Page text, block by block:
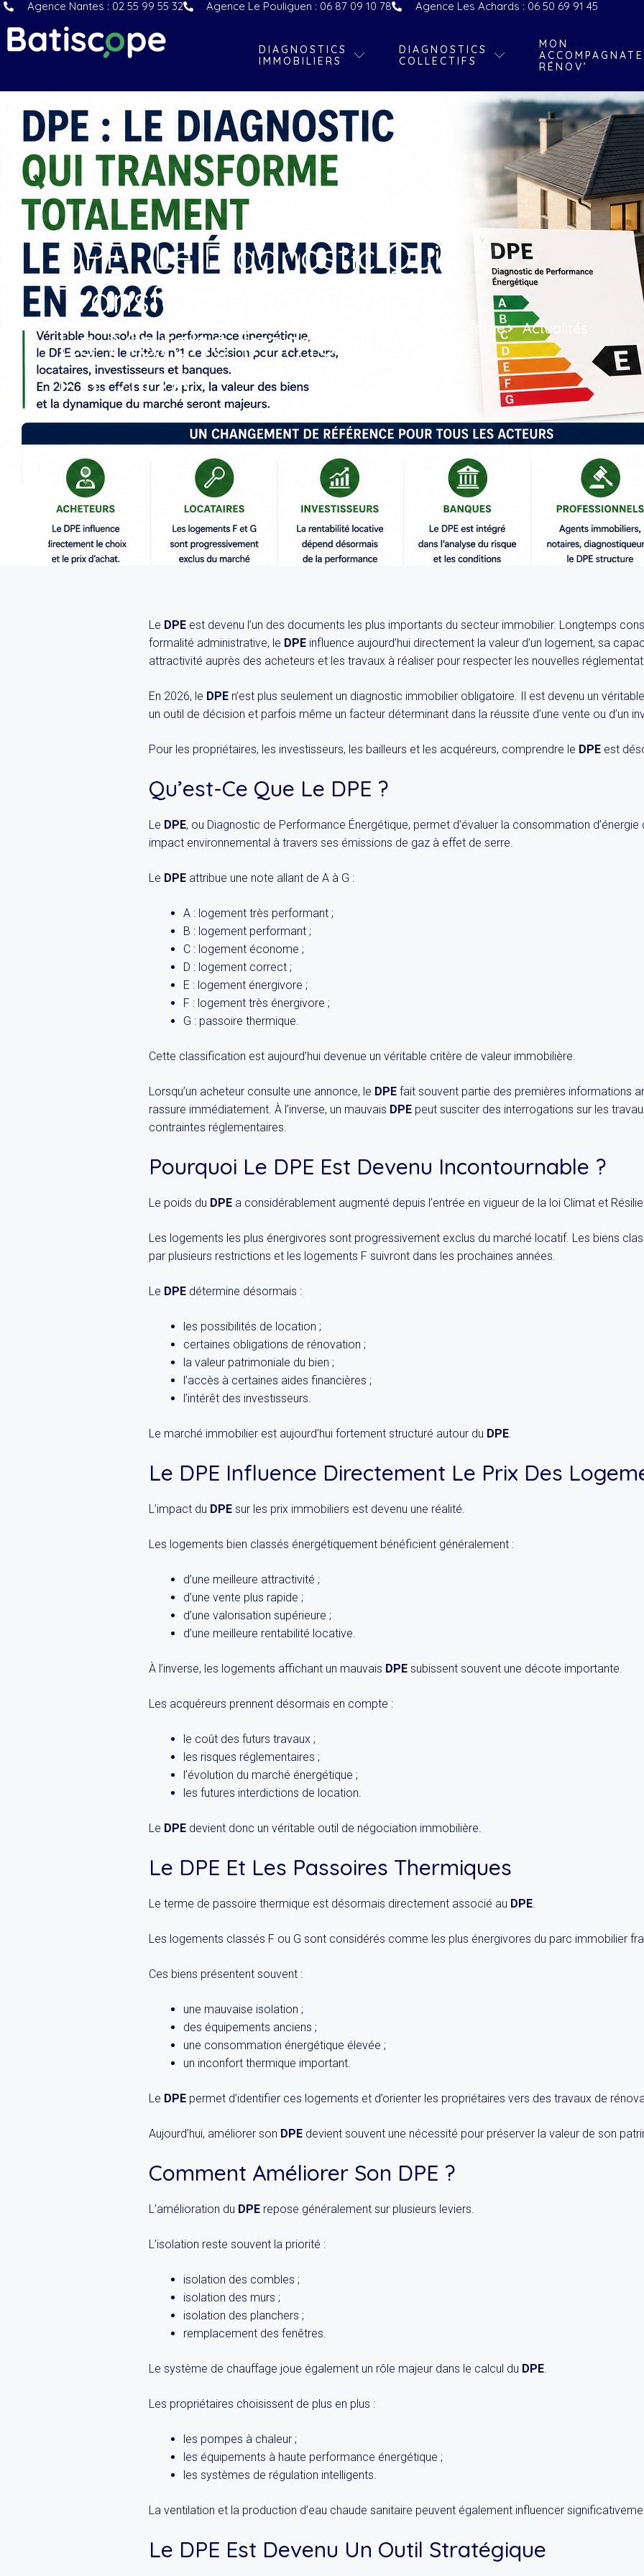
Agence Nantes : 02 55 99 55 32 Agence Le Pouliguen : 06 87 09 10 78 Agence Les Achards : 06 50 69 91 45
DIAGNOSTICS
IMMOBILIERS
DIAGNOSTICS
COLLECTIFS
MON
RÉNOV’
DPE : Le Diagnostic Qui
Transforme Totalement
Le Marché Immobilier
En 2026
Home Actualités
Le DPE est devenu l’un des documents les plus importants du secteur immobilier. Longtemps
formalité administrative, le DPE influence aujourd’hui directement la valeur d’un logement, sa
attractivité auprès des acheteurs et les travaux à réaliser pour respecter les nouvelles
En 2026, le DPE n’est plus seulement un diagnostic immobilier obligatoire. Il est devenu un
un outil de décision et parfois même un facteur déterminant dans la réussite d’une vente ou d’un
Pour les propriétaires, les investisseurs, les bailleurs et les acquéreurs, comprendre le DPE est
Qu’est-Ce Que Le DPE ?
Le DPE, ou Diagnostic de Performance Énergétique, permet d’évaluer la consommation d’énergie
impact environnemental à travers ses émissions de gaz à effet de serre.
Le DPE attribue une note allant de A à G :
A : logement très performant ;
B : logement performant ;
C : logement économe ;
D : logement correct ;
E : logement énergivore ;
F : logement très énergivore ;
G : passoire thermique.
Cette classification est aujourd’hui devenue un véritable critère de valeur immobilière.
Lorsqu’un acheteur consulte une annonce, le DPE fait souvent partie des premières informations
rassure immédiatement. À l’inverse, un mauvais DPE peut susciter des interrogations sur les
contraintes réglementaires.
Pourquoi Le DPE Est Devenu Incontournable ?
Le poids du DPE a considérablement augmenté depuis l’entrée en vigueur de la loi Climat et
Les logements les plus énergivores sont progressivement exclus du marché locatif. Les biens
par plusieurs restrictions et les logements F suivront dans les prochaines années.
Le DPE détermine désormais :
les possibilités de location ;
certaines obligations de rénovation ;
la valeur patrimoniale du bien ;
l’accès à certaines aides financières ;
l’intérêt des investisseurs.
Le marché immobilier est aujourd’hui fortement structuré autour du DPE.
Le DPE Influence Directement Le Prix Des
L’impact du DPE sur les prix immobiliers est devenu une réalité.
Les logements bien classés énergétiquement bénéficient généralement :
d’une meilleure attractivité ;
d’une vente plus rapide ;
d’une valorisation supérieure ;
d’une meilleure rentabilité locative.
À l’inverse, les logements affichant un mauvais DPE subissent souvent une décote importante.
Les acquéreurs prennent désormais en compte :
le coût des futurs travaux ;
les risques réglementaires ;
l’évolution du marché énergétique ;
les futures interdictions de location.
Le DPE devient donc un véritable outil de négociation immobilière.
Le DPE Et Les Passoires Thermiques
Le terme de passoire thermique est désormais directement associé au DPE.
Les logements classés F ou G sont considérés comme les plus énergivores du parc immobilier
Ces biens présentent souvent :
une mauvaise isolation ;
des équipements anciens ;
une consommation énergétique élevée ;
un inconfort thermique important.
Le DPE permet d’identifier ces logements et d’orienter les propriétaires vers des travaux de
Aujourd’hui, améliorer son DPE devient souvent une nécessité pour préserver la valeur de son
Comment Améliorer Son DPE ?
L’amélioration du DPE repose généralement sur plusieurs leviers.
L’isolation reste souvent la priorité :
isolation des combles ;
isolation des murs ;
isolation des planchers ;
remplacement des fenêtres.
Le système de chauffage joue également un rôle majeur dans le calcul du DPE.
Les propriétaires choisissent de plus en plus :
les pompes à chaleur ;
les équipements à haute performance énergétique ;
les systèmes de régulation intelligents.
La ventilation et la production d’eau chaude sanitaire peuvent également influencer
Le DPE Est Devenu Un Outil Stratégique